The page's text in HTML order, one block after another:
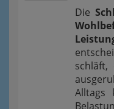
Die
Alltags